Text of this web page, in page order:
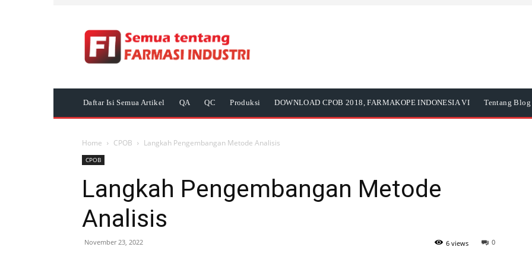
Daftar Isi Semua Artikel QA QC Produksi DOWNLOAD CPOB 2018, FARMAKOPE INDONESIA VI Tentang
Home CPOB Langkah Pengembangan Metode Analisis
CPOB
Langkah Pengembangan Metode
Analisis
November 23, 2022 0
6 views